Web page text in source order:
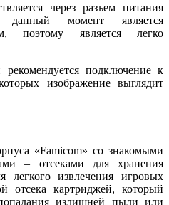
через разъем питания
момент является
поэтому является легко
подключение к
изображение выглядит
«Famicom» со знакомыми
– отсеками для хранения
легкого извлечения игровых
отсека картриджей, который
излишней пыли или